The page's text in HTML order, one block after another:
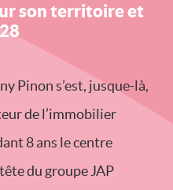
son territoire et
Pinon s’est, jusque-là,
de l’immobilier
8 ans le centre
du groupe JAP